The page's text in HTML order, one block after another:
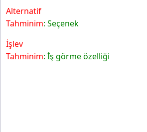
Alternatif
Tahminim: Seçenek
İşlev
Tahminim: İş görme özelliği